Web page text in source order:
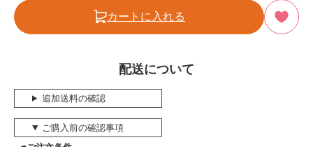
カートに入れる
配送について
追加送料の確認
ご購入前の確認事項